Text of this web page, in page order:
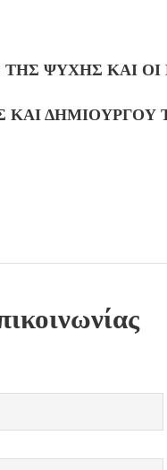
ΨΥΧΗΣ ΚΑΙ
ΚΑΙ